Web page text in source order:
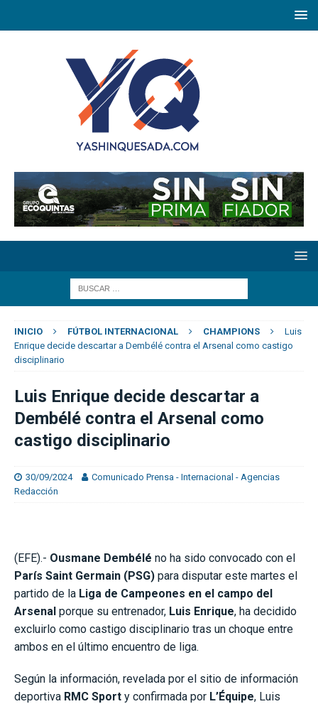
INICIO FÚTBOL INTERNACIONAL CHAMPIONS
Luis
Enrique decide descartar a Dembélé contra el Arsenal como castigo
disciplinario
Luis Enrique decide descartar a
Dembélé contra el Arsenal como
castigo disciplinario
30/09/2024
Comunicado Prensa - Internacional - Agencias
Redacción
(EFE).- Ousmane Dembélé no ha sido convocado con el
París Saint Germain (PSG) para disputar este martes el
partido de la Liga de Campeones en el campo del
Arsenal porque su entrenador, Luis Enrique, ha decidido
excluirlo como castigo disciplinario tras un choque entre
ambos en el último encuentro de liga.
Según la información, revelada por el sitio de información
deportiva RMC Sport y confirmada por L’Équipe, Luis